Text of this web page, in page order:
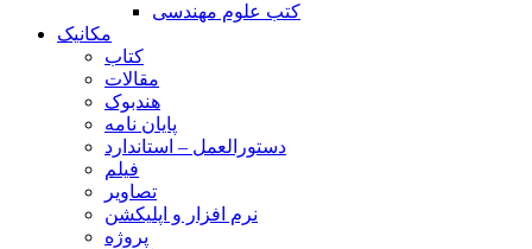
کتب علوم مهندسی
مکانیک
کتاب
مقالات
هندبوک
پایان نامه
دستورالعمل – استاندارد
فیلم
تصاویر
نرم افزار و اپلیکشن
پروژه